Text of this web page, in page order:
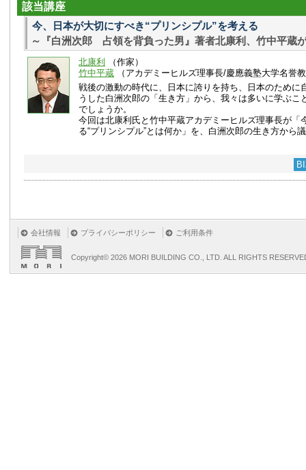
該当講座
今、日本が大切にすべき“プリンシプル”を考える
～『白洲次郎 占領を背負った男』著者北康利、竹中平蔵
北康利
（作家）
竹中平蔵 （アカデミーヒルズ理事長/慶應義塾大学名誉
戦後の激動の時代に、日本に誇りを持ち、日本のために
うした白洲次郎の「生き方」から、我々は多いに学ぶこ
でしょうか。
今回は北康利氏と竹中平蔵アカデミーヒルズ理事長が「
る“プリンシプル”とは何か」を、白洲次郎の生き方から
会社情報 プライバシーポリシー ご利用条件
Copyright© 2026 MORI BUILDING CO., LTD. ALL RIGHTS